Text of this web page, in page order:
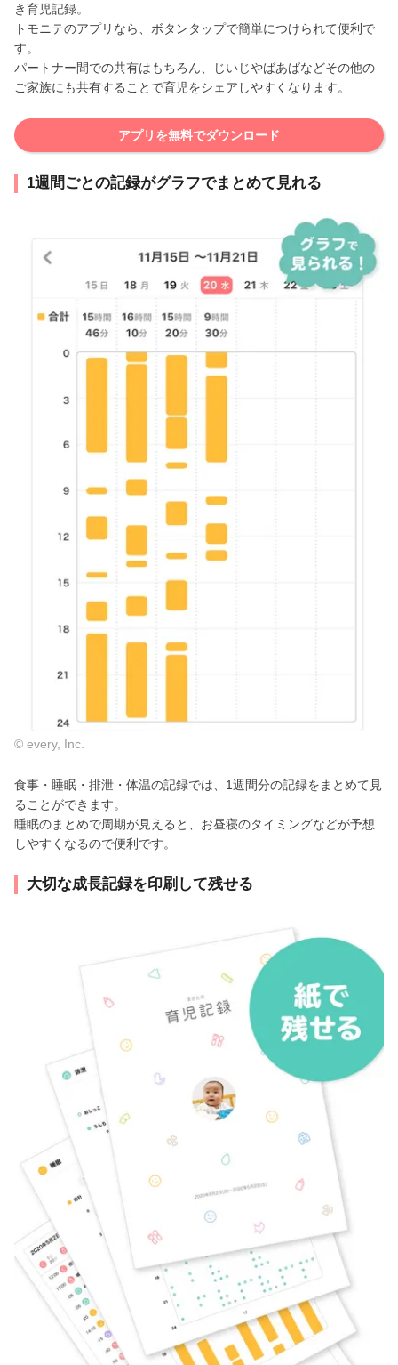
き育児記録。
トモニテのアプリなら、ボタンタップで簡単につけられて便利で
す。
パートナー間での共有はもちろん、じいじやばあばなどその他の
ご家族にも共有することで育児をシェアしやすくなります。
アプリを無料でダウンロード
1週間ごとの記録がグラフでまとめて見れる
© every, Inc.
食事・睡眠・排泄・体温の記録では、1週間分の記録をまとめて見
ることができます。
睡眠のまとめで周期が見えると、お昼寝のタイミングなどが予想
しやすくなるので便利です。
大切な成長記録を印刷して残せる